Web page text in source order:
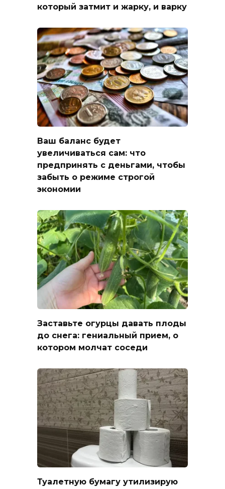
который затмит и жарку, и варку
Ваш баланс будет
увеличиваться сам: что
предпринять с деньгами, чтобы
забыть о режиме строгой
экономии
Заставьте огурцы давать плоды
до снега: гениальный прием, о
котором молчат соседи
Туалетную бумагу утилизирую